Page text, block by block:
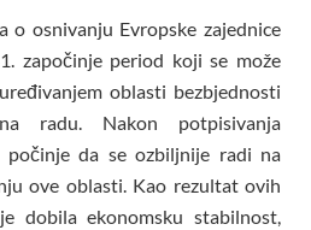
o osnivanju Evropske zajednice
započinje period koji se može
oblasti bezbjednosti
radu. Nakon potpisivanja
počinje da se ozbiljnije radi na
ove oblasti. Kao rezultat ovih
dobila ekonomsku stabilnost,